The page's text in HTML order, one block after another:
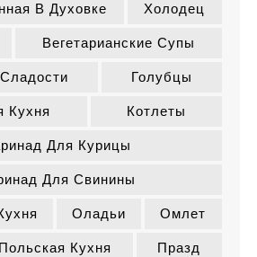
В Духовке Холодец
Вегетарианские Супы
Голубцы
Кухня Котлеты
Для Курицы
Для Свинины
Оладьи Омлет
Польская Кухня Празд